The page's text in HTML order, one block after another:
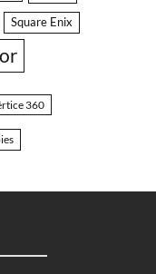
Square Enix
360